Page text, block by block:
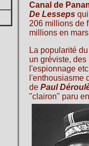
Canal de
De Lesseps
206 millions de
millions en
La popularité du
un gréviste,
l'espionnage
l'enthousiasme
de Paul
"clairon" paru